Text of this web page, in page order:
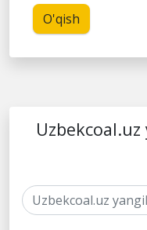
O'qish